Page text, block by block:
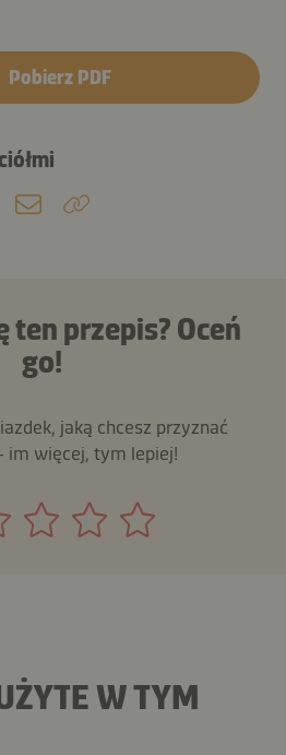
Pobierz PDF
ten przepis? Oceń
go!
jaką chcesz przyznać
im więcej, tym lepiej!
W TYM